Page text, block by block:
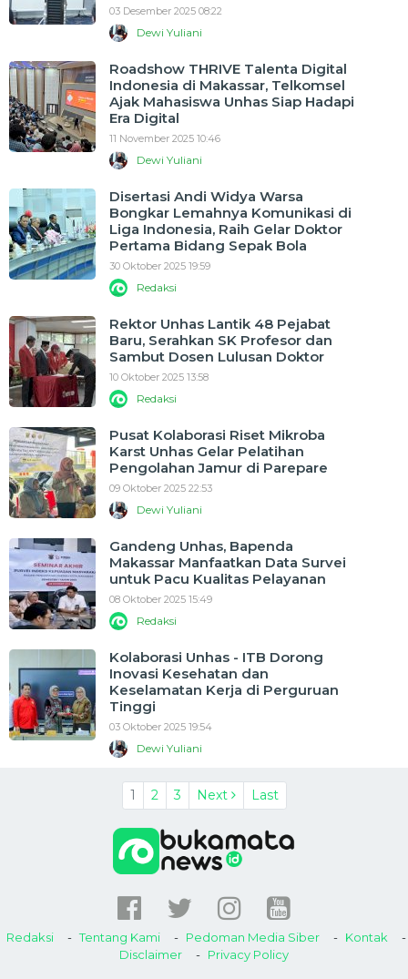
03 Desember 2025 08:22
Dewi Yuliani
Roadshow THRIVE Talenta Digital
Indonesia di Makassar, Telkomsel
Ajak Mahasiswa Unhas Siap Hadapi
Era Digital
11 November 2025 10:46
Dewi Yuliani
Disertasi Andi Widya Warsa
Bongkar Lemahnya Komunikasi di
Liga Indonesia, Raih Gelar Doktor
Pertama Bidang Sepak Bola
30 Oktober 2025 19:59
Redaksi
Rektor Unhas Lantik 48 Pejabat
Baru, Serahkan SK Profesor dan
Sambut Dosen Lulusan Doktor
10 Oktober 2025 13:58
Redaksi
Pusat Kolaborasi Riset Mikroba
Karst Unhas Gelar Pelatihan
Pengolahan Jamur di Parepare
09 Oktober 2025 22:53
Dewi Yuliani
Gandeng Unhas, Bapenda
Makassar Manfaatkan Data Survei
untuk Pacu Kualitas Pelayanan
08 Oktober 2025 15:49
Redaksi
Kolaborasi Unhas - ITB Dorong
Inovasi Kesehatan dan
Keselamatan Kerja di Perguruan
Tinggi
03 Oktober 2025 19:54
Dewi Yuliani
1 2 3 Next Last
Redaksi Tentang Kami Pedoman Media Siber
Kontak
Disclaimer
Privacy Policy